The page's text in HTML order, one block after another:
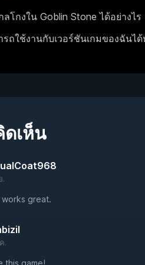
โกงใน Goblin Stone ได้อย่างไร
รถใช้งานกับเวอร์ชันเกมของฉันไ
เห็น
.
works great.
.